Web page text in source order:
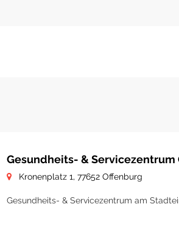
Gesundheits- & Servicezentrum
Kronenplatz 1, 77652 Offenburg
Gesundheits- & Servicezentrum am